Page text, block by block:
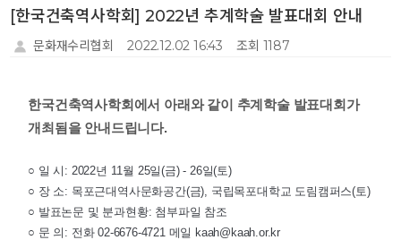
[한국건축역사학회] 2022년 추계학술 발표대회 안내
문화재수리협회 2022.12.02 16:43 조회 1187
한국건축역사학회에서 아래와 같이 추계학술 발표대회가
개최됨을 안내드립니다.
○ 일 시: 2022년 11월 25일(금) - 26일(토)
○ 장 소: 목포근대역사문화공간(금), 국립목포대학교 도림캠퍼스(토)
○ 발표논문 및 분과현황: 첨부파일 참조
○ 문 의: 전화 02-6676-4721 메일 kaah@kaah.or.kr